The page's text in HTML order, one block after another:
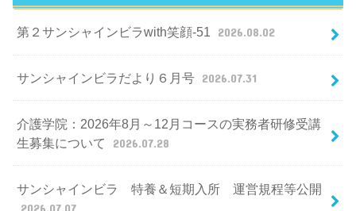
第２サンシャインビラwith笑顔-51 2026.08.02
サンシャインビラだより６月号 2026.07.31
介護学院：2026年8月～12月コースの実務者研修受講
生募集について
2026.07.28
サンシャインビラ 特養＆短期入所 運営規程等公開
2026.07.07